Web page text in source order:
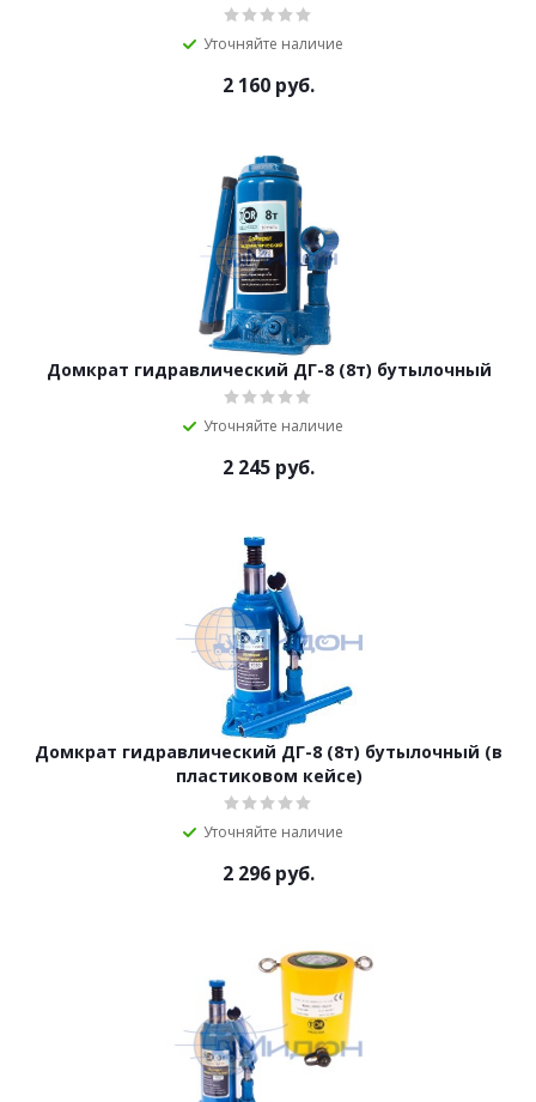
Уточняйте наличие
2 160 руб.
Домкрат гидравлический ДГ-8 (8т) бутылочный
Уточняйте наличие
2 245 руб.
Домкрат гидравлический ДГ-8 (8т) бутылочный (в
пластиковом кейсе)
Уточняйте наличие
2 296 руб.